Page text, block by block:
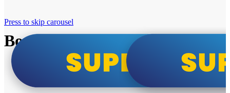
Bosch super cene
Press to skip carousel